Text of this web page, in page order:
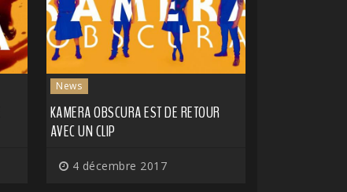
News
KAMERA OBSCURA EST DE RETOUR
AVEC UN CLIP
4 décembre 2017